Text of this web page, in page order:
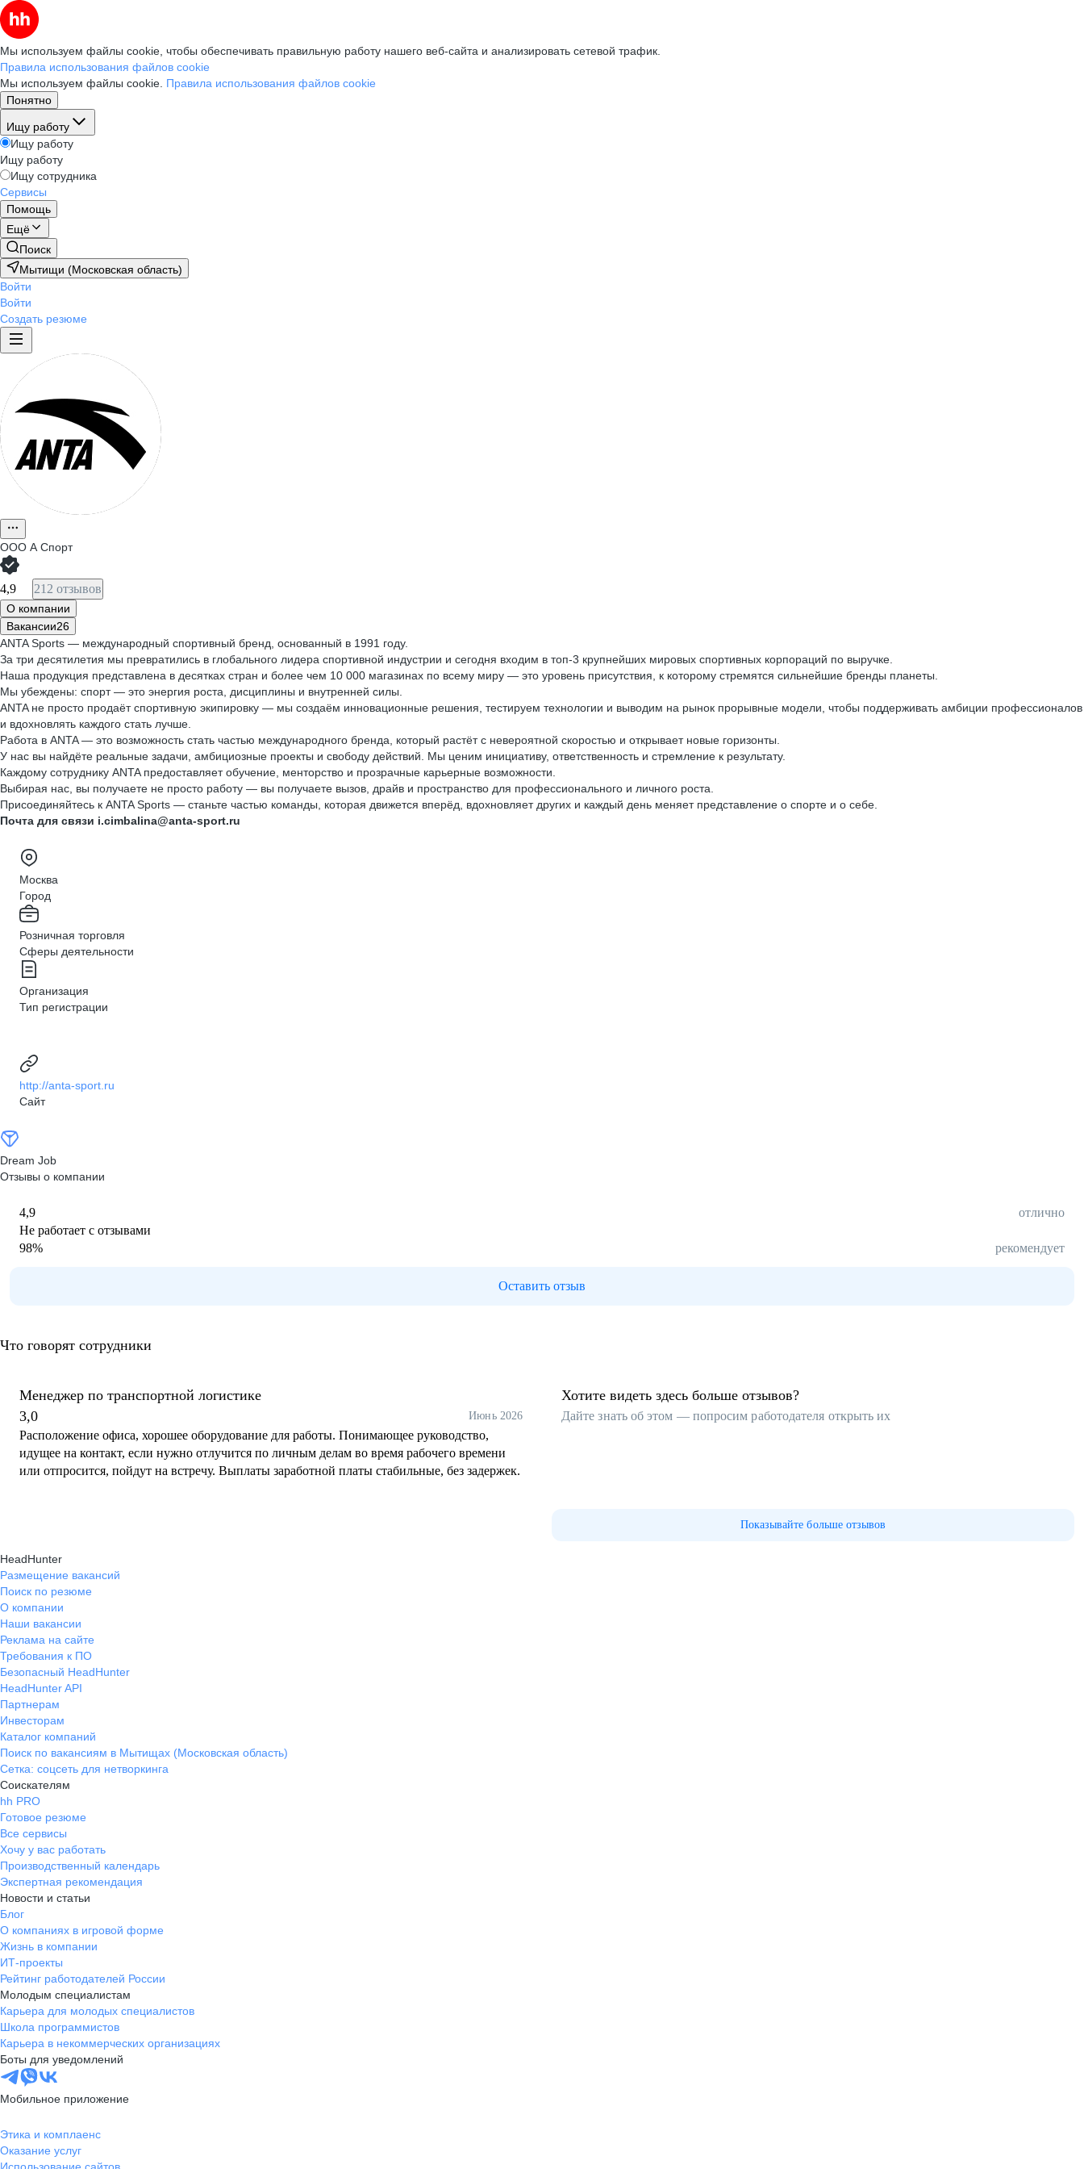
Мы используем файлы cookie, чтобы обеспечивать правильную работу нашего веб-сайта и анализировать сетевой трафик.
Правила использования файлов cookie
Мы используем файлы cookie. Правила использования файлов cookie
Понятно
Ищу работу
Ищу работу
Ищу работу
Ищу сотрудника
Сервисы
Помощь
Ещё
Поиск
Мытищи (Московская область)
Войти
Войти
Создать резюме
ООО А Спорт
4,9 212 отзывов
О компании
Вакансии26
ANTA Sports — международный спортивный бренд, основанный в 1991 году.
За три десятилетия мы превратились в глобального лидера спортивной индустрии и сегодня входим в топ-3 крупнейших мировых спортивных корпораций по выручке.
Наша продукция представлена в десятках стран и более чем 10 000 магазинах по всему миру — это уровень присутствия, к которому стремятся сильнейшие бренды планеты.
Мы убеждены: спорт — это энергия роста, дисциплины и внутренней силы.
ANTA не просто продаёт спортивную экипировку — мы создаём инновационные решения, тестируем технологии и выводим на рынок прорывные модели, чтобы поддерживать амбиции профессионалов
и вдохновлять каждого стать лучше.
Работа в ANTA — это возможность стать частью международного бренда, который растёт с невероятной скоростью и открывает новые горизонты.
У нас вы найдёте реальные задачи, амбициозные проекты и свободу действий. Мы ценим инициативу, ответственность и стремление к результату.
Каждому сотруднику ANTA предоставляет обучение, менторство и прозрачные карьерные возможности.
Выбирая нас, вы получаете не просто работу — вы получаете вызов, драйв и пространство для профессионального и личного роста.
Присоединяйтесь к ANTA Sports — станьте частью команды, которая движется вперёд, вдохновляет других и каждый день меняет представление о спорте и о себе.
Почта для связи i.cimbalina@anta-sport.ru
Москва
Город
Розничная торговля
Сферы деятельности
Организация
Тип регистрации
http://anta-sport.ru
Сайт
Dream Job
Отзывы о компании
4,9
отлично
Не работает с отзывами
98% рекомендует
Оставить отзыв
Что говорят сотрудники
Менеджер по транспортной логистике
3,0
Июнь 2026
Расположение офиса, хорошее оборудование для работы. Понимающее руководство,
идущее на контакт, если нужно отлучится по личным делам во время рабочего времени
или отпросится, пойдут на встречу. Выплаты заработной платы стабильные, без задержек.
Хотите видеть здесь больше отзывов?
Дайте знать об этом — попросим работодателя открыть их
Показывайте больше отзывов
HeadHunter
Размещение вакансий
Поиск по резюме
О компании
Наши вакансии
Реклама на сайте
Требования к ПО
Безопасный HeadHunter
HeadHunter API
Партнерам
Инвесторам
Каталог компаний
Поиск по вакансиям в Мытищах (Московская область)
Сетка: соцсеть для нетворкинга
Соискателям
hh PRO
Готовое резюме
Все сервисы
Хочу у вас работать
Производственный календарь
Экспертная рекомендация
Новости и статьи
Блог
О компаниях в игровой форме
Жизнь в компании
ИТ-проекты
Рейтинг работодателей России
Молодым специалистам
Карьера для молодых специалистов
Школа программистов
Карьера в некоммерческих организациях
Боты для уведомлений
Мобильное приложение
Этика и комплаенс
Оказание услуг